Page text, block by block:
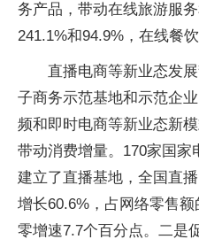
务产品，带动在线旅游服
241.1%和94.9%，在线餐
直播电商等新业态发
子商务示范基地和示范企
频和即时电商等新业态新
带动消费增量。170家国家
建立了直播基地，全国直
增长60.6%，占网络零售
零增速7.7个百分点。二是